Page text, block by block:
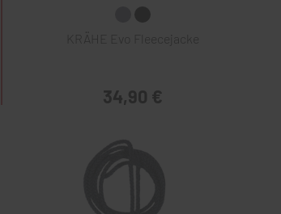
KRÄHE Evo Fleecejacke
34,90 €